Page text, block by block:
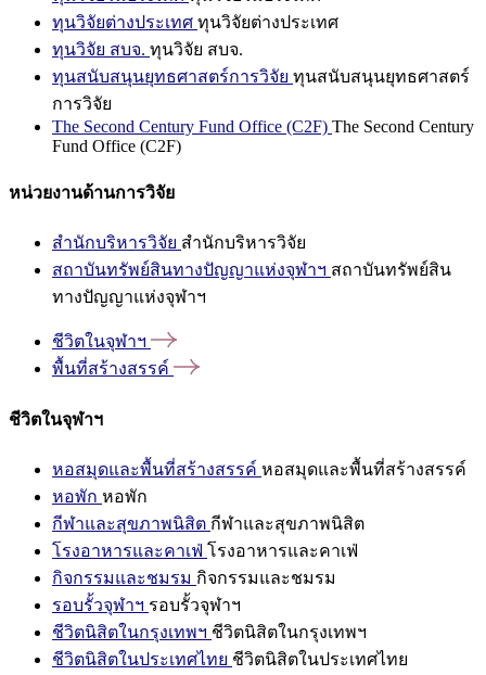
ทุนวิจัยต่างประเทศ ทุนวิจัยต่างประเทศ
ทุนวิจัย สบจ. ทุนวิจัย สบจ.
ทุนสนับสนุนยุทธศาสตร์การวิจัย ทุนสนับสนุนยุทธศาสตร์
การวิจัย
The Second Century Fund Office (C2F) The Second Century
Fund Office (C2F)
หน่วยงานด้านการวิจัย
สำนักบริหารวิจัย สำนักบริหารวิจัย
สถาบันทรัพย์สินทางปัญญาแห่งจุฬาฯ สถาบันทรัพย์สิน
ทางปัญญาแห่งจุฬาฯ
ชีวิตในจุฬาฯ
พื้นที่สร้างสรรค์
ชีวิตในจุฬาฯ
หอสมุดและพื้นที่สร้างสรรค์ หอสมุดและพื้นที่สร้างสรรค์
หอพัก หอพัก
กีฬาและสุขภาพนิสิต กีฬาและสุขภาพนิสิต
โรงอาหารและคาเฟ่ โรงอาหารและคาเฟ่
กิจกรรมและชมรม กิจกรรมและชมรม
รอบรั้วจุฬาฯ รอบรั้วจุฬาฯ
ชีวิตนิสิตในกรุงเทพฯ ชีวิตนิสิตในกรุงเทพฯ
ชีวิตนิสิตในประเทศไทย ชีวิตนิสิตในประเทศไทย